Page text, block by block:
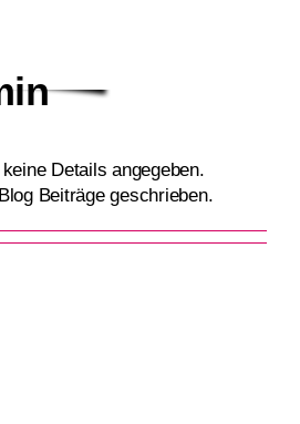
deine Clarity-Card
Details angegeben.
Beiträge geschrieben.